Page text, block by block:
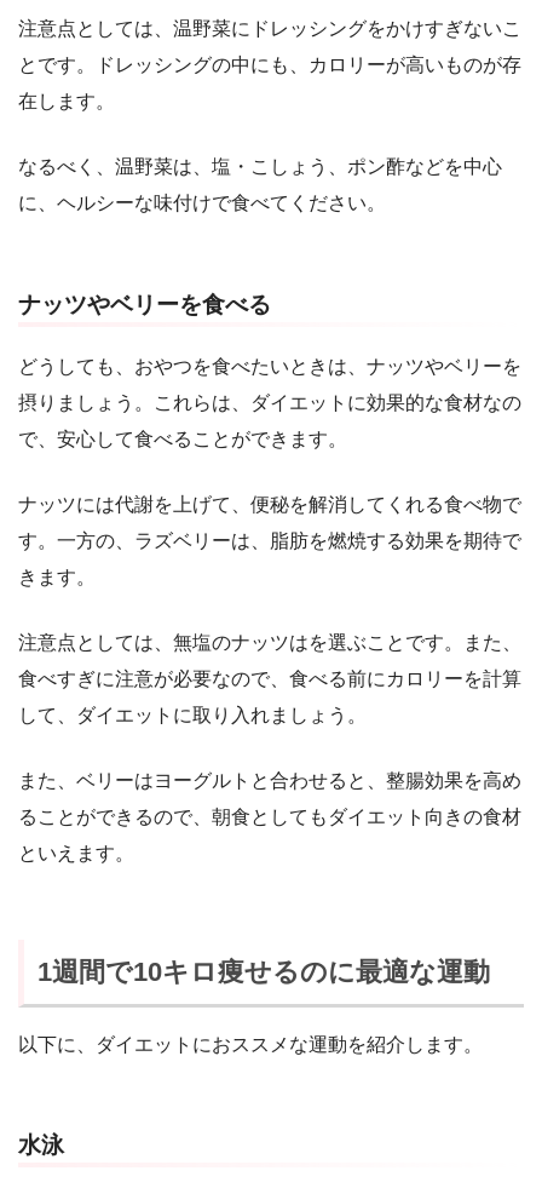
注意点としては、温野菜にドレッシングをかけすぎないこ
とです。ドレッシングの中にも、カロリーが高いものが存
在します。
なるべく、温野菜は、塩・こしょう、ポン酢などを中心
に、ヘルシーな味付けで食べてください。
ナッツやベリーを食べる
どうしても、おやつを食べたいときは、ナッツやベリーを
摂りましょう。これらは、ダイエットに効果的な食材なの
で、安心して食べることができます。
ナッツには代謝を上げて、便秘を解消してくれる食べ物で
す。一方の、ラズベリーは、脂肪を燃焼する効果を期待で
きます。
注意点としては、無塩のナッツはを選ぶことです。また、
食べすぎに注意が必要なので、食べる前にカロリーを計算
して、ダイエットに取り入れましょう。
また、ベリーはヨーグルトと合わせると、整腸効果を高め
ることができるので、朝食としてもダイエット向きの食材
といえます。
1週間で10キロ痩せるのに最適な運動
以下に、ダイエットにおススメな運動を紹介します。
水泳